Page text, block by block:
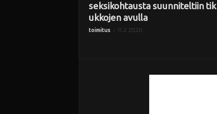
seksikohtausta suunniteltiin
ukkojen avulla
toimitus - 11.2.2020